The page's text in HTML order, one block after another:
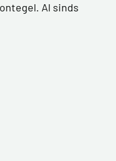
Al sinds